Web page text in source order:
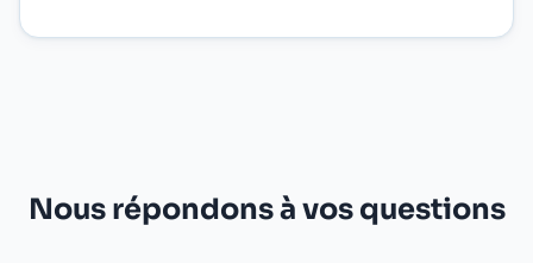
Nous répondons à vos questions